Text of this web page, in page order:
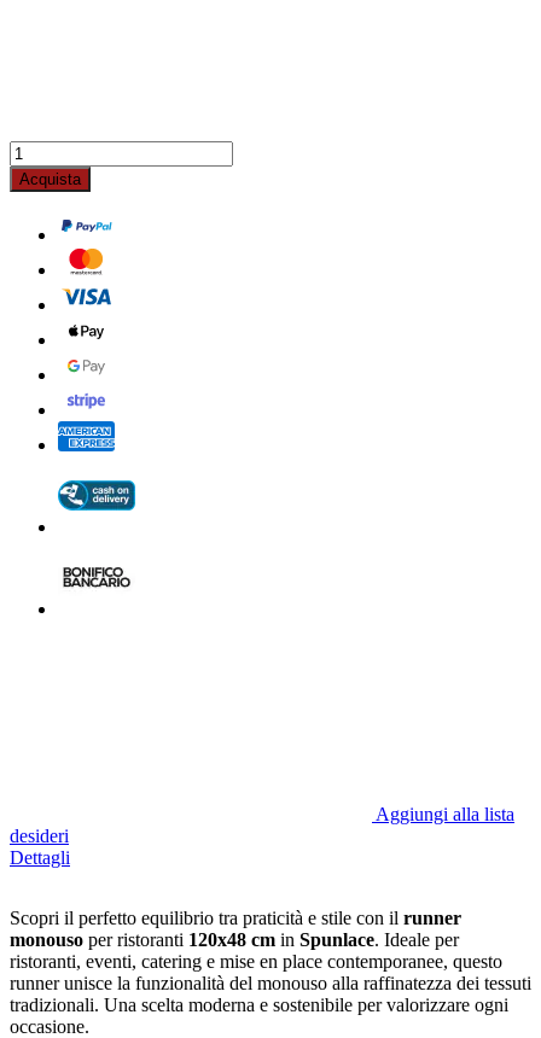
Acquista
Aggiungi alla lista
desideri
Dettagli
Scopri il perfetto equilibrio tra praticità e stile con il runner
monouso per ristoranti 120x48 cm in Spunlace. Ideale per
ristoranti, eventi, catering e mise en place contemporanee, questo
runner unisce la funzionalità del monouso alla raffinatezza dei tessuti
tradizionali. Una scelta moderna e sostenibile per valorizzare ogni
occasione.